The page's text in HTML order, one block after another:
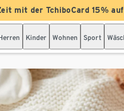
mit der TchiboCard 15%
Kinder Wohnen Sport